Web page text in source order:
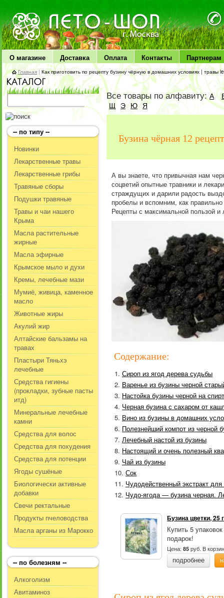
ЛЕТО чудо здоровья
О магазине Доставка Оплата Контакты Партнерам
Главная |Как приготовить по рецепту бузину чёрную в домашних условиях | травы
-- по типу --
Новинки
Лекарственные травы
Лекарственные грибы
Травяные сборы
Подушки травяные
Травы и чаи нашего
Крыма
Масла растительные
жирные
Масла эфирные
Крымское мыло и духи
Кремы, лечебные мази
Мумиё, живица, каменное
масло
Животные жиры
Акулий жир
Алтайские бальзамы на
травах
Пластыри Тяньхэ
лечебные
Средства гигиены
(прокладки, зубные пасты
итд)
Минеральные лечебные
камни
Средства для волос
Средства для похудения
Средства для потенции
Ягоды сушёные
Биологически активные
добавки
Свечи ректальные
Продукты пчеловодства
Масла арганы из Марокко
-- по болезням --
Алкоголизм
Авитаминоз
Все товары по алфавиту:А
Щ Э Ю Я
Бузина чёрная 12
А вы знаете, что привычная нам
соцветий опытные травники и
страждущих и дарили радость
пробелы и вспомним, как
Рецепты с максимальной пользой и
Содержание:
Сироп из ягод дерева судьбы
Варенье из бузины черной
Настойка бузины черной на
Черная бузина с сахаром от
Вино из бузины в домашних
Полезнейший компот из черной
Лечебный настой из бузины
Настоящий и очень полезный
Чай из бузины
Сок
Чудодейственный экстракт
Чудо-ягода — бузина черная.
Бузина цветки, 25
Купить 5
подарок!
Цена:85 руб. В
подробнее